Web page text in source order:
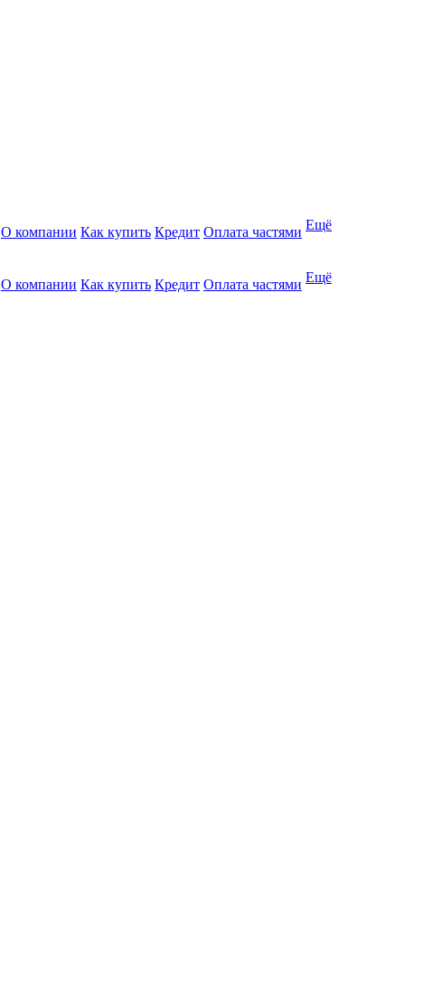
О компании Как купить Кредит Оплата частями Ещё
О компании Как купить Кредит Оплата частями Ещё